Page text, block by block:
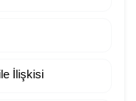
İlişkisi